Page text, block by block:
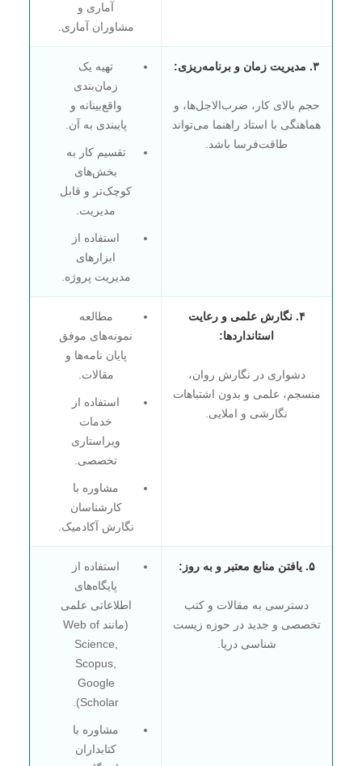
آماری و
مشاوران آماری.
۳. مدیریت زمان و برنامه‌ریزی:
حجم بالای کار، ضرب‌الاجل‌ها، و
هماهنگی با استاد راهنما می‌تواند
طاقت‌فرسا باشد.
تهیه یک
زمان‌بندی
واقع‌بینانه و
پایبندی به آن.
تقسیم کار به
بخش‌های
کوچک‌تر و قابل
مدیریت.
استفاده از
ابزارهای
مدیریت پروژه.
۴. نگارش علمی و رعایت
استانداردها:
دشواری در نگارش روان،
منسجم، علمی و بدون اشتباهات
نگارشی و املایی.
مطالعه
نمونه‌های موفق
پایان نامه‌ها و
مقالات.
استفاده از
خدمات
ویراستاری
تخصصی.
مشاوره با
کارشناسان
نگارش آکادمیک.
۵. یافتن منابع معتبر و به روز:
دسترسی به مقالات و کتب
تخصصی و جدید در حوزه زیست
شناسی دریا.
استفاده از
پایگاه‌های
اطلاعاتی علمی
(مانند Web of
Science,
Scopus,
Google
Scholar).
مشاوره با
کتابداران